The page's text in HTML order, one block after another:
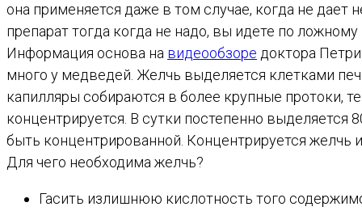
она применяется даже в том случае, когда не
препарат тогда когда не надо, вы идете по
Информация основа на видеообзоре доктора
много у медведей. Желчь выделяется клетками
капилляры собираются в более крупные протоки,
концентрируется. В сутки постепенно
быть концентрированной. Концентрируется желчь
Для чего необходима желчь?
Гасить излишнюю кислотность того